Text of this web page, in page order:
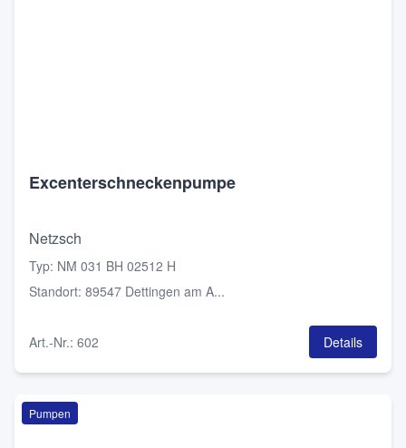
Excenterschneckenpumpe
Netzsch
Typ: NM 031 BH 02512 H
Standort: 89547 Dettingen am A...
Art.-Nr.: 602 Details
Pumpen